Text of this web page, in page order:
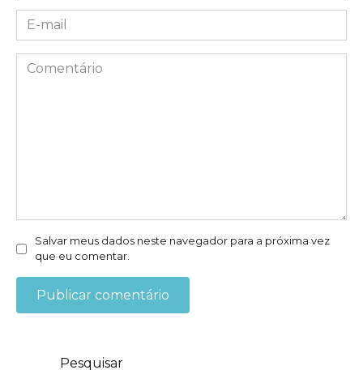
E-
mail
*Comentário
Salvar meus dados neste navegador para a próxima vez
que eu comentar.
Pesquisar